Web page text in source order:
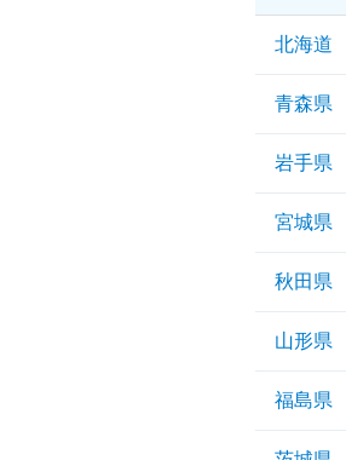
北海道
青森県
岩手県
宮城県
秋田県
山形県
福島県